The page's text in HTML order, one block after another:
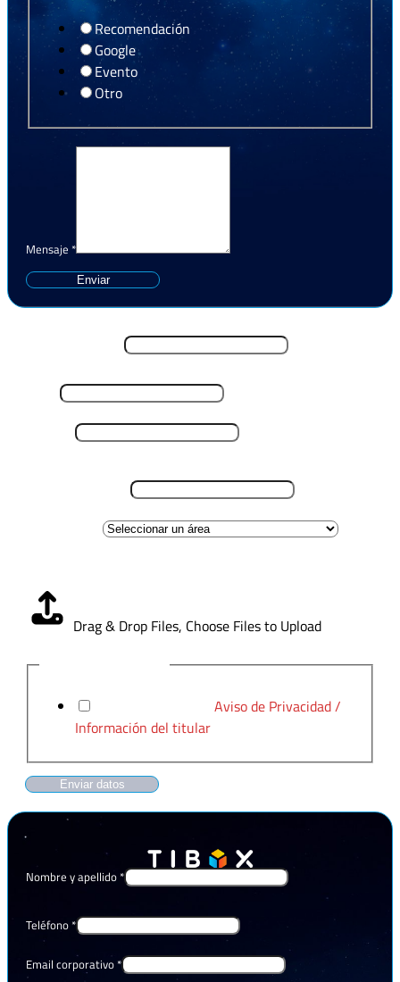
Recomendación
Google
Evento
Otro
Mensaje *
Enviar
Drag & Drop Files, Choose Files to Upload
Aviso de Privacidad /
Información del titular
Enviar datos
Nombre y apellido *
Teléfono *
Email corporativo *